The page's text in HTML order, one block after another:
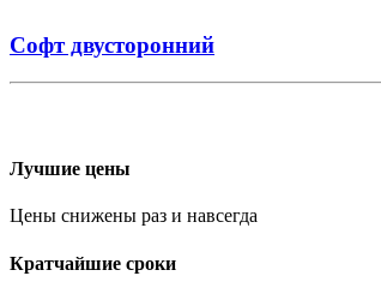
Софт двусторонний
Лучшие цены
Цены снижены раз и навсегда
Кратчайшие сроки